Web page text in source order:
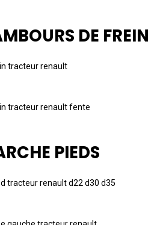
DE FREIN
PIEDS